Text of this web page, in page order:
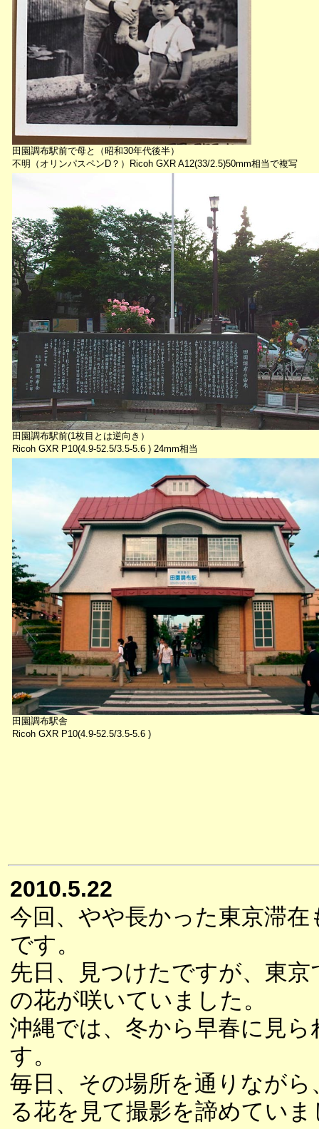
田園調布駅前で母と（昭和30年代後半）
不明（オリンパスペンD？）Ricoh GXR A12(33/2.5)50mm相当で複写
田園調布駅前(1枚目とは逆向き）
Ricoh GXR P10(4.9-52.5/3.5-5.6 ) 24mm相当
田園調布駅舎
Ricoh GXR P10(4.9-52.5/3.5-5.6 )
2010.5.22
今回、やや長かった東京滞在
です。
先日、見つけたですが、東
の花が咲いていました。
沖縄では、冬から早春に見ら
す。
毎日、その場所を通りながら
る花を見て撮影を諦めていま